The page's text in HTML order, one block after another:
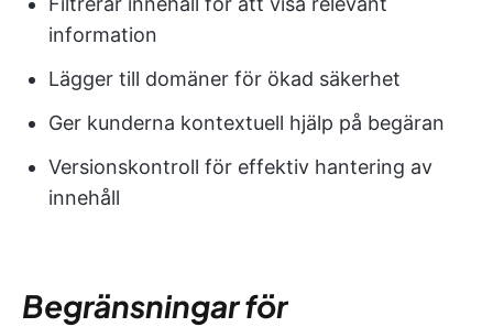
information
Lägger till domäner för ökad säkerhet
Ger kunderna kontextuell hjälp på begäran
Versionskontroll för effektiv hantering av
innehåll
Begränsningar för